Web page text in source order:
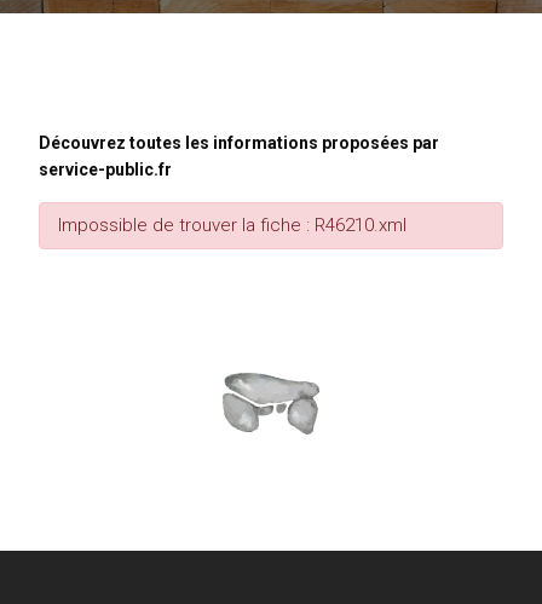
Découvrez toutes les informations proposées par
service-public.fr
Impossible de trouver la fiche : R46210.xml